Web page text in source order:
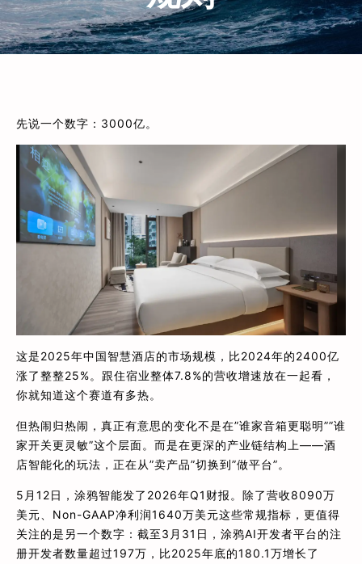
先说一个数字：3000亿。
这是2025年中国智慧酒店的市场规模，比2024年的2400亿
涨了整整25%。跟住宿业整体7.8%的营收增速放在一起看，
你就知道这个赛道有多热。
但热闹归热闹，真正有意思的变化不是在”谁家音箱更聪明””谁
家开关更灵敏”这个层面。而是在更深的产业链结构上——酒
店智能化的玩法，正在从”卖产品”切换到”做平台”。
5月12日，涂鸦智能发了2026年Q1财报。除了营收8090万
美元、Non-GAAP净利润1640万美元这些常规指标，更值得
关注的是另一个数字：截至3月31日，涂鸦AI开发者平台的注
册开发者数量超过197万，比2025年底的180.1万增长了